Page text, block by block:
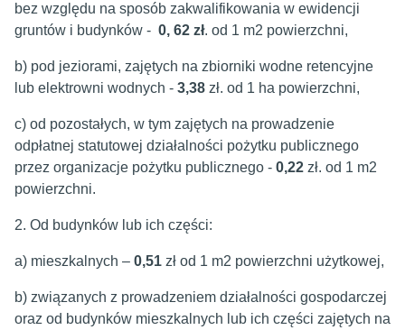
bez względu na sposób zakwalifikowania w ewidencji
gruntów i budynków - 0, 62 zł. od 1 m2 powierzchni,
b) pod jeziorami, zajętych na zbiorniki wodne retencyjne
lub elektrowni wodnych - 3,38 zł. od 1 ha powierzchni,
c) od pozostałych, w tym zajętych na prowadzenie
odpłatnej statutowej działalności pożytku publicznego
przez organizacje pożytku publicznego - 0,22 zł. od 1 m2
powierzchni.
2. Od budynków lub ich części:
a) mieszkalnych – 0,51 zł od 1 m2 powierzchni użytkowej,
b) związanych z prowadzeniem działalności gospodarczej
oraz od budynków mieszkalnych lub ich części zajętych na